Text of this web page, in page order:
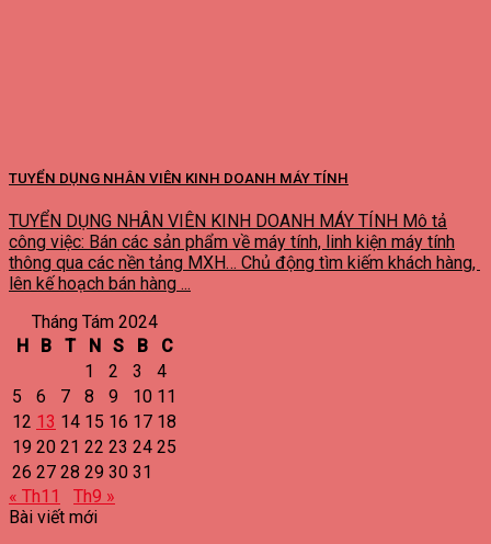
TUYỂN DỤNG NHÂN VIÊN KINH DOANH MÁY TÍNH
TUYỂN DỤNG NHÂN VIÊN KINH DOANH MÁY TÍNH Mô tả
công việc: Bán các sản phẩm về máy tính, linh kiện máy tính
thông qua các nền tảng MXH… Chủ động tìm kiếm khách hàng,
lên kế hoạch bán hàng ...
Tháng Tám 2024
H
B T N S B
C
1
2 3
4
5
6 7 8 9 10 11
12 13 14 15 16 17 18
19 20 21 22 23 24 25
26 27 28 29 30 31
« Th11
Th9 »
Bài viết mới